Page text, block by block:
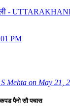
-
PM
Mehta on May 21,
कपड पैनो सौ पचास